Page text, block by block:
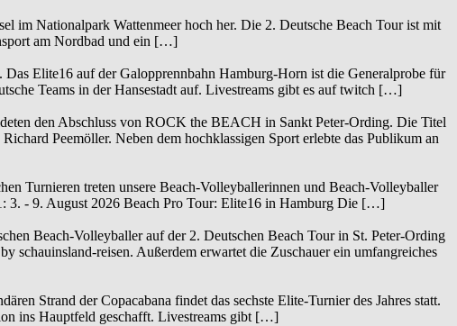
im Nationalpark Wattenmeer hoch her. Die 2. Deutsche Beach Tour ist mit
am Nordbad und ein […]
Elite16 auf der Galopprennbahn Hamburg-Horn ist die Generalprobe für
Teams in der Hansestadt auf. Livestreams gibt es auf twitch […]
den Abschluss von ROCK the BEACH in Sankt Peter-Ording. Die Titel
Peemöller. Neben dem hochklassigen Sport erlebte das Publikum an
Turnieren treten unsere Beach-Volleyballerinnen und Beach-Volleyballer
3. - 9. August 2026 Beach Pro Tour: Elite16 in Hamburg Die […]
Beach-Volleyballer auf der 2. Deutschen Beach Tour in St. Peter-Ording
reisen. Außerdem erwartet die Zuschauer ein umfangreiches
Strand der Copacabana findet das sechste Elite-Turnier des Jahres statt.
ins Hauptfeld geschafft. Livestreams gibt […]